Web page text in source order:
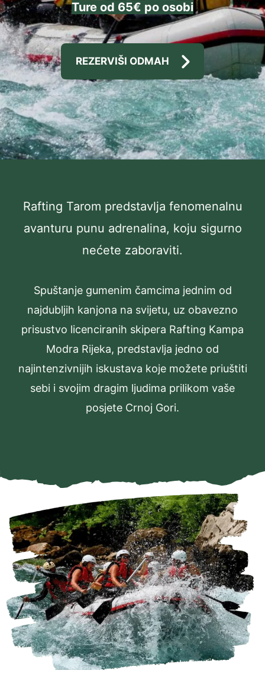
Ture od 65€ po osobi
REZERVIŠI ODMAH
Rafting Tarom predstavlja fenomenalnu
avanturu punu adrenalina, koju sigurno
nećete zaboraviti.
Spuštanje gumenim čamcima jednim od
najdubljih kanjona na svijetu, uz obavezno
prisustvo licenciranih skipera Rafting Kampa
Modra Rijeka, predstavlja jedno od
najintenzivnijih iskustava koje možete priuštiti
sebi i svojim dragim ljudima prilikom vaše
posjete Crnoj Gori.